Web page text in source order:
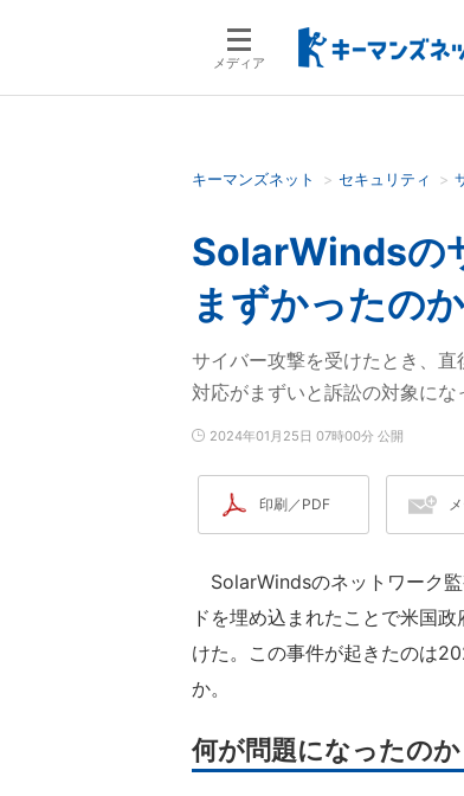
メディア
検索語を入力してください
キーマンズネット セキュリティ
SolarWindsの
まずかったの
サイバー攻撃を受けたとき、直
対応がまずいと訴訟の対象に
2024年01月25日 07時00分 公開
印刷／PDF
SolarWindsのネットワーク
ドを埋め込まれたことで米国
けた。この事件が起きたのは
か。
何が問題になったのか